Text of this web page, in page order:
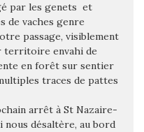
par les genets et
de vaches genre
passage, visiblement
territoire envahi de
en forêt sur sentier
traces de pattes
arrêt à St Nazaire-
désaltère, au bord